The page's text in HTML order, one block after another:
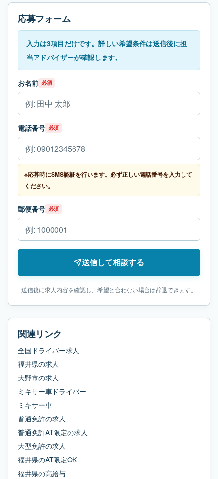
応募フォーム
入力は3項目だけです。詳しい希望条件は送信後に担
当アドバイザーが確認します。
お名前 必須
電話番号 必須
※応募時にSMS認証を行います。必ず正しい電話番号を入力して
ください。
郵便番号 必須
送信して相談する
送信後に求人内容を確認し、希望と合わない場合は辞退できます。
関連リンク
全国ドライバー求人
福井県の求人
大野市の求人
ミキサー車ドライバー
ミキサー車
普通免許の求人
普通免許AT限定の求人
大型免許の求人
福井県のAT限定OK
福井県の高給与